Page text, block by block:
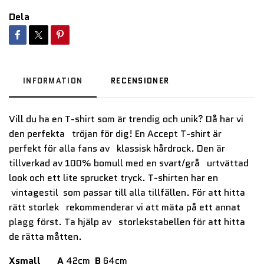
Dela
INFORMATION RECENSIONER
Vill du ha en T-shirt som är trendig och unik? Då har vi
den perfekta tröjan för dig! En Accept T-shirt är
perfekt för alla fans av klassisk hårdrock. Den är
tillverkad av 100% bomull med en svart/grå urtvättad
look och ett lite sprucket tryck. T-shirten har en
vintagestil som passar till alla tillfällen. För att hitta
rätt storlek rekommenderar vi att mäta på ett annat
plagg först. Ta hjälp av storlekstabellen för att hitta
de rätta måtten.
Xsmall
A 42cm B 64cm